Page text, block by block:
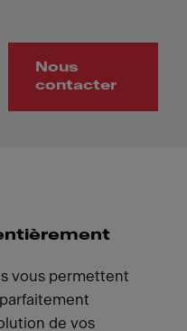
Nous
contacter
vous permettent
de vos